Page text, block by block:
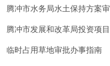
腾冲市水务局水土保持方案
腾冲市发展和改革局投资项
临时占用草地审批办事指南